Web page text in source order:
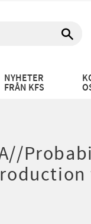
NYHETER
FRÅN KFS